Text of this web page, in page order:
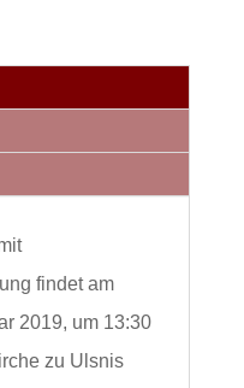
findet am
2019, um 13:30
zu Ulsnis